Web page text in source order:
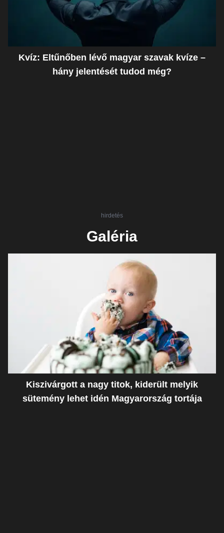
Kvíz: Eltűnőben lévő magyar szavak kvíze –
hány jelentését tudod még?
hirdetés
Galéria
Kiszivárgott a nagy titok, kiderült melyik
sütemény lehet idén Magyarország tortája